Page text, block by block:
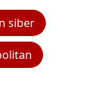
siber